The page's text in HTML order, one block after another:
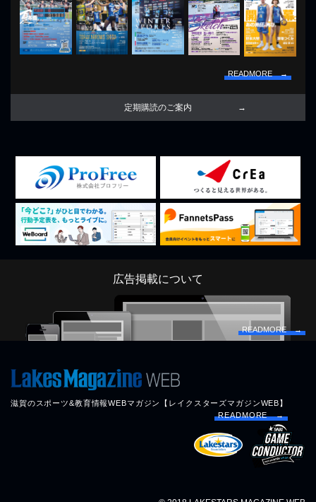
READMORE →
定期購読のご案内
広告掲載について
READMORE →
滋賀のスポーツ&教育情報WEBマガジン【レイクスターズマガジンWEB】
READMORE →